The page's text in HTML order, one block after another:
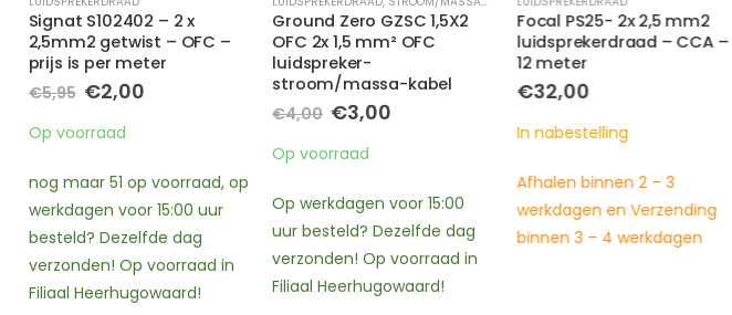
Signat S102402 – 2 x
2,5mm2 getwist – OFC –
prijs is per meter
€5,95 Oorspronkelijke
was:
€2,00Huidige
Op voorraad
nog maar 51 op voorraad, op
werkdagen voor 15:00 uur
besteld? Dezelfde dag
verzonden! Op voorraad in
Filiaal Heerhugowaard!
Ground Zero GZSC 1,5X2
OFC 2x 1,5 mm² OFC
luidspreker-
stroom/massa-kabel
€4,00 Oorspronkelijke
was:
€3,00Huidige
Op voorraad
Op werkdagen voor 15:00
uur besteld? Dezelfde dag
verzonden! Op voorraad in
Filiaal Heerhugowaard!
Focal PS25- 2x 2,5 mm2
luidsprekerdraad – CCA –
12 meter
€32,00
In nabestelling
Afhalen binnen 2 – 3
werkdagen en Verzending
binnen 3 – 4 werkdagen